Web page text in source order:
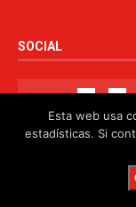
SOCIAL
© 2024. PSOE de
Esta web usa
estadísticas. Si